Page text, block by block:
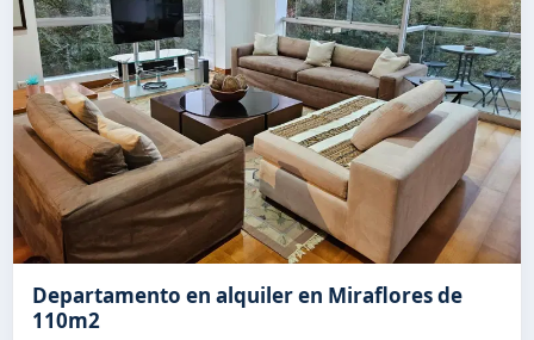
Departamento en alquiler en Miraflores de
110m2